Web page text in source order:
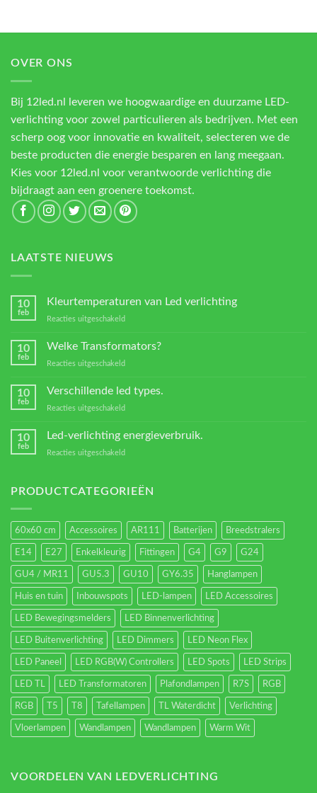
OVER ONS
Bij 12led.nl leveren we hoogwaardige en duurzame LED-
verlichting voor zowel particulieren als bedrijven. Met een
scherp oog voor innovatie en kwaliteit, selecteren we de
beste producten die energie besparen en lang meegaan.
Kies voor 12led.nl voor verantwoorde verlichting die
bijdraagt aan een groenere toekomst.
LAATSTE NIEUWS
10
feb
Kleurtemperaturen van Led verlichting
Reacties uitgeschakeld
verlichting
10
feb
Welke Transformators?
Reacties uitgeschakeld
Transformators?
10
feb
Verschillende led types.
Reacties uitgeschakeld
10
feb
Led-verlichting energieverbruik.
Reacties uitgeschakeld
energieverbruik.
PRODUCTCATEGORIEËN
60x60 cm Accessoires AR111 Batterijen Breedstralers
E14 E27 Enkelkleurig Fittingen G4 G9 G24
GU4 / MR11 GU5.3 GU10 GY6.35 Hanglampen
Huis en tuin Inbouwspots LED-lampen LED Accessoires
LED Bewegingsmelders LED Binnenverlichting
LED Buitenverlichting LED Dimmers LED Neon Flex
LED Paneel LED RGB(W) Controllers LED Spots LED Strips
LED TL LED Transformatoren Plafondlampen R7S RGB
RGB T5 T8 Tafellampen TL Waterdicht Verlichting
Vloerlampen Wandlampen Wandlampen Warm Wit
VOORDELEN VAN LEDVERLICHTING